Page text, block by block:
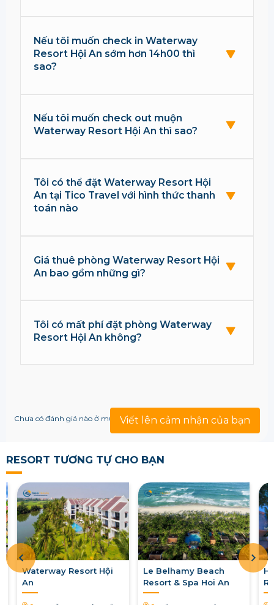
Nếu tôi muốn check in Waterway
Resort Hội An sớm hơn 14h00 thì
sao?
Nếu tôi muốn check out muộn
Waterway Resort Hội An thì sao?
Tôi có thể đặt Waterway Resort Hội
An tại Tico Travel với hình thức thanh
toán nào
Giá thuê phòng Waterway Resort Hội
An bao gồm những gì?
Tôi có mất phí đặt phòng Waterway
Resort Hội An không?
Viết lên cảm nhận của bạn
Chưa có đánh giá nào ở mục này!
RESORT TƯƠNG TỰ CHO BẠN
Waterway Resort Hội
An
Le Belhamy Beach
Resort & Spa Hoi An